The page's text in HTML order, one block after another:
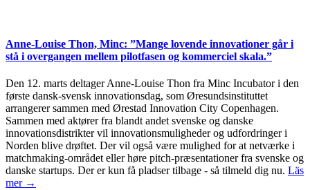
Anne-Louise Thon, Minc: ”Mange lovende innovationer går i
stå i overgangen mellem pilotfasen og kommerciel skala.”
Den 12. marts deltager Anne-Louise Thon fra Minc Incubator i den
første dansk-svensk innovationsdag, som Øresundsinstituttet
arrangerer sammen med Ørestad Innovation City Copenhagen.
Sammen med aktører fra blandt andet svenske og danske
innovationsdistrikter vil innovationsmuligheder og udfordringer i
Norden blive drøftet. Der vil også være mulighed for at netværke i
matchmaking-området eller høre pitch-præsentationer fra svenske og
danske startups. Der er kun få pladser tilbage - så tilmeld dig nu. Läs
mer →